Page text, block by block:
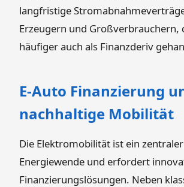
langfristige
Erzeugern und Großverbrauchern,
häufiger auch als Finanzderiv
E-Auto Finanzierung
nachhaltige Mobilität
Die Elektromobilität ist ein
Energiewende und erfordert
Finanzierungslösungen. Neben